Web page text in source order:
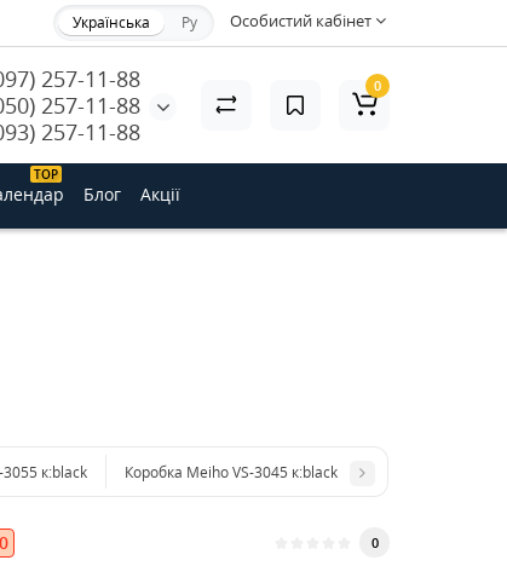
Особистий кабінет
Українська Ру
257-11-88
257-11-88
257-11-88
0
ТОP
Блог Акції
к:black Коробка Meiho VS-3045 к:black
0 0